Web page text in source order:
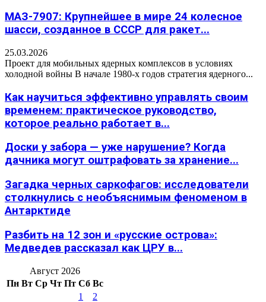
МАЗ-7907: Крупнейшее в мире 24 колесное
шасси, созданное в СССР для ракет...
25.03.2026
Проект для мобильных ядерных комплексов в условиях
холодной войны В начале 1980-х годов стратегия ядерного...
Как научиться эффективно управлять своим
временем: практическое руководство,
которое реально работает в...
Доски у забора — уже нарушение? Когда
дачника могут оштрафовать за хранение...
Загадка черных саркофагов: исследователи
столкнулись с необъяснимым феноменом в
Антарктиде
Разбить на 12 зон и «русские острова»:
Медведев рассказал как ЦРУ в...
Август 2026
Пн Вт Ср Чт Пт Сб Вс
1
2